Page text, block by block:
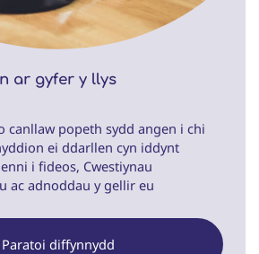
ar gyfer y llys
canllaw popeth sydd angen i chi
ei ddarllen cyn iddynt
i fideos, Cwestiynau
ac adnoddau y gellir eu
Paratoi diffynnydd